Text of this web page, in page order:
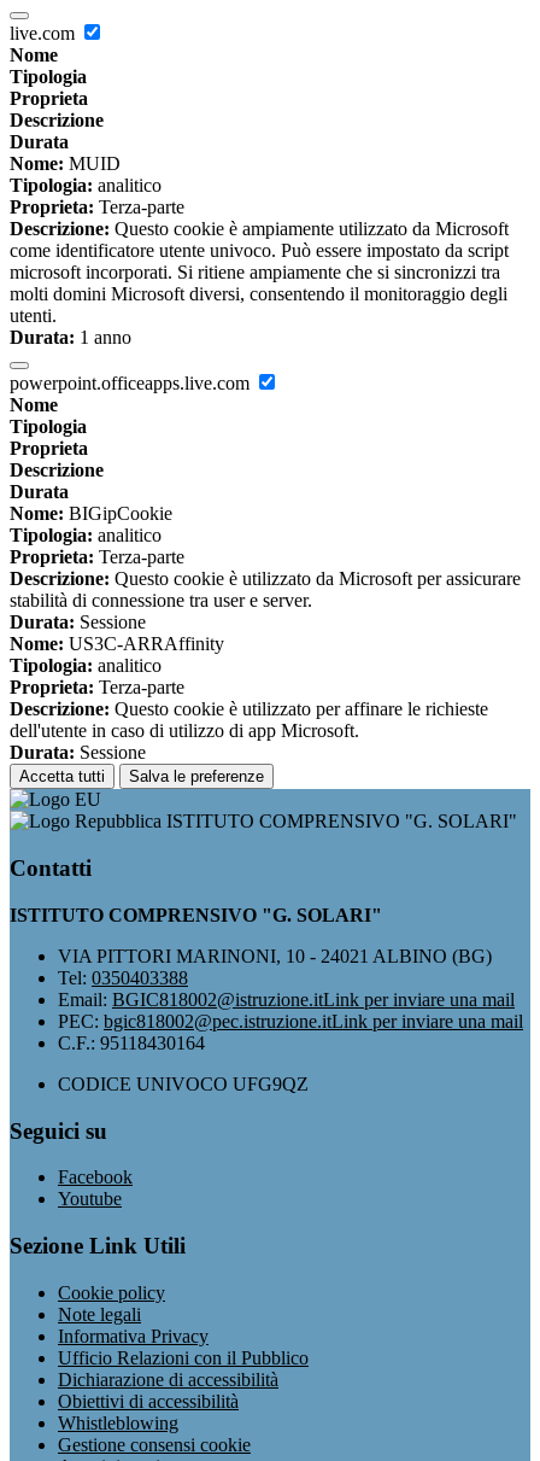
live.com
Nome
Tipologia
Proprieta
Descrizione
Durata
Nome: MUID
Tipologia: analitico
Proprieta: Terza-parte
Descrizione: Questo cookie è ampiamente utilizzato da Microsoft
come identificatore utente univoco. Può essere impostato da script
microsoft incorporati. Si ritiene ampiamente che si sincronizzi tra
molti domini Microsoft diversi, consentendo il monitoraggio degli
utenti.
Durata: 1 anno
powerpoint.officeapps.live.com
Nome
Tipologia
Proprieta
Descrizione
Durata
Nome: BIGipCookie
Tipologia: analitico
Proprieta: Terza-parte
Descrizione: Questo cookie è utilizzato da Microsoft per assicurare
stabilità di connessione tra user e server.
Durata: Sessione
Nome: US3C-ARRAffinity
Tipologia: analitico
Proprieta: Terza-parte
Descrizione: Questo cookie è utilizzato per affinare le richieste
dell'utente in caso di utilizzo di app Microsoft.
Durata: Sessione
Accetta tutti Salva le preferenze
ISTITUTO COMPRENSIVO "G. SOLARI"
Contatti
ISTITUTO COMPRENSIVO "G. SOLARI"
VIA PITTORI MARINONI, 10 - 24021 ALBINO (BG)
Tel: 0350403388
Email: BGIC818002@istruzione.itLink per inviare una mail
PEC: bgic818002@pec.istruzione.itLink per inviare una mail
C.F.: 95118430164
CODICE UNIVOCO UFG9QZ
Seguici su
Facebook
Youtube
Sezione Link Utili
Cookie policy
Note legali
Informativa Privacy
Ufficio Relazioni con il Pubblico
Dichiarazione di accessibilità
Obiettivi di accessibilità
Whistleblowing
Gestione consensi cookie